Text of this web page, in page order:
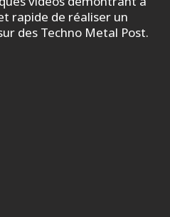
rapide de réaliser un
des Techno Metal Post.